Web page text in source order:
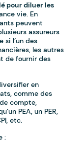
pour diluer les
vie. En
peuvent
assureurs
si l’un des
les autres
de fournir des
en
comme des
compte,
PEA, un PER,
etc.
: